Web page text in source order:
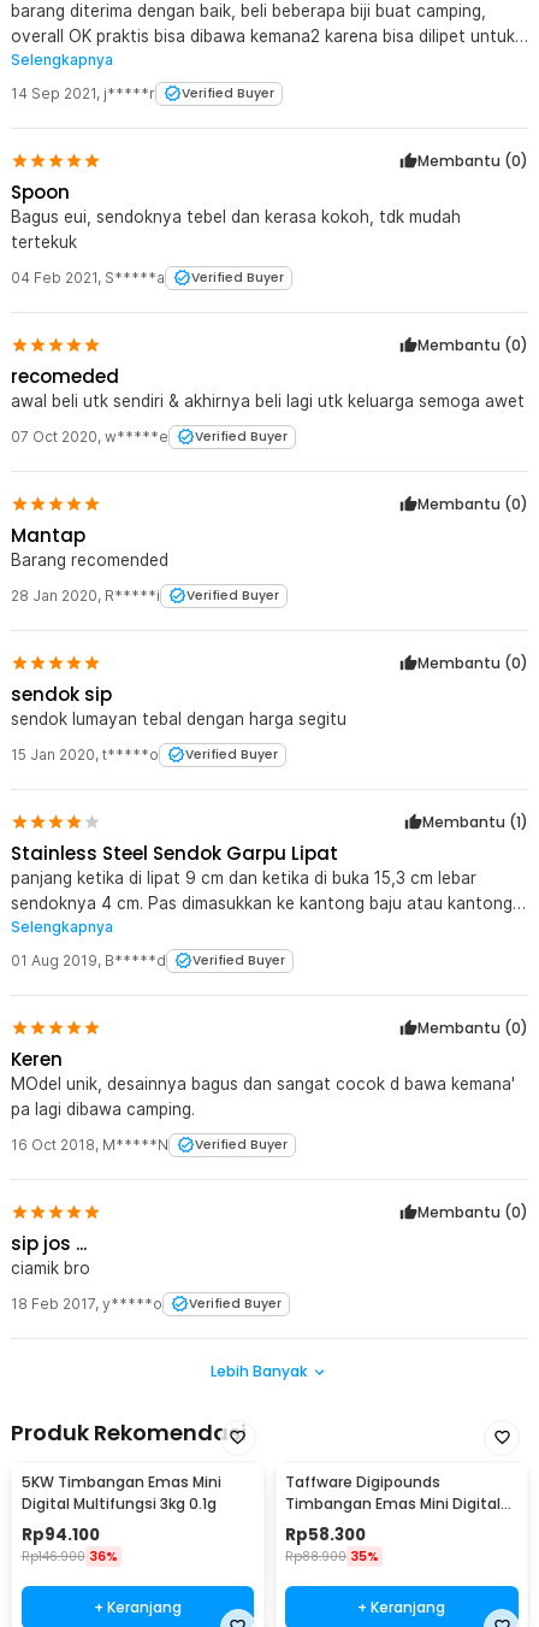
barang diterima dengan baik, beli beberapa biji buat camping,
overall OK praktis bisa dibawa kemana2 karena bisa dilipet untuk
bahan stainless nya mayan laah ... harga segitu
Selengkapnya
14 Sep 2021, j*****r Verified Buyer
Membantu (0)
Spoon
Bagus eui, sendoknya tebel dan kerasa kokoh, tdk mudah
tertekuk
04 Feb 2021, S*****a Verified Buyer
Membantu (0)
recomeded
awal beli utk sendiri & akhirnya beli lagi utk keluarga semoga awet
07 Oct 2020, w*****e Verified Buyer
Membantu (0)
Mantap
Barang recomended
28 Jan 2020, R*****i Verified Buyer
Membantu (0)
sendok sip
sendok lumayan tebal dengan harga segitu
15 Jan 2020, t*****o Verified Buyer
Membantu (1)
Stainless Steel Sendok Garpu Lipat
panjang ketika di lipat 9 cm dan ketika di buka 15,3 cm lebar
sendoknya 4 cm. Pas dimasukkan ke kantong baju atau kantong
celana .designnya portable sangat hemat tempat
Selengkapnya
01 Aug 2019, B*****d Verified Buyer
Membantu (0)
Keren
MOdel unik, desainnya bagus dan sangat cocok d bawa kemana'
pa lagi dibawa camping.
16 Oct 2018, M*****N Verified Buyer
Membantu (0)
sip jos ...
ciamik bro
18 Feb 2017, y*****o Verified Buyer
Lebih Banyak
Produk Rekomendasi
5KW Timbangan Emas Mini
Digital Multifungsi 3kg 0.1g
Rp94.100
Rp146.900 36%
+ Keranjang
Taffware Digipounds
Timbangan Emas Mini Digital
Multifungsi 500g 0.1g - EK518
Rp58.300
Rp88.900 35%
+ Keranjang